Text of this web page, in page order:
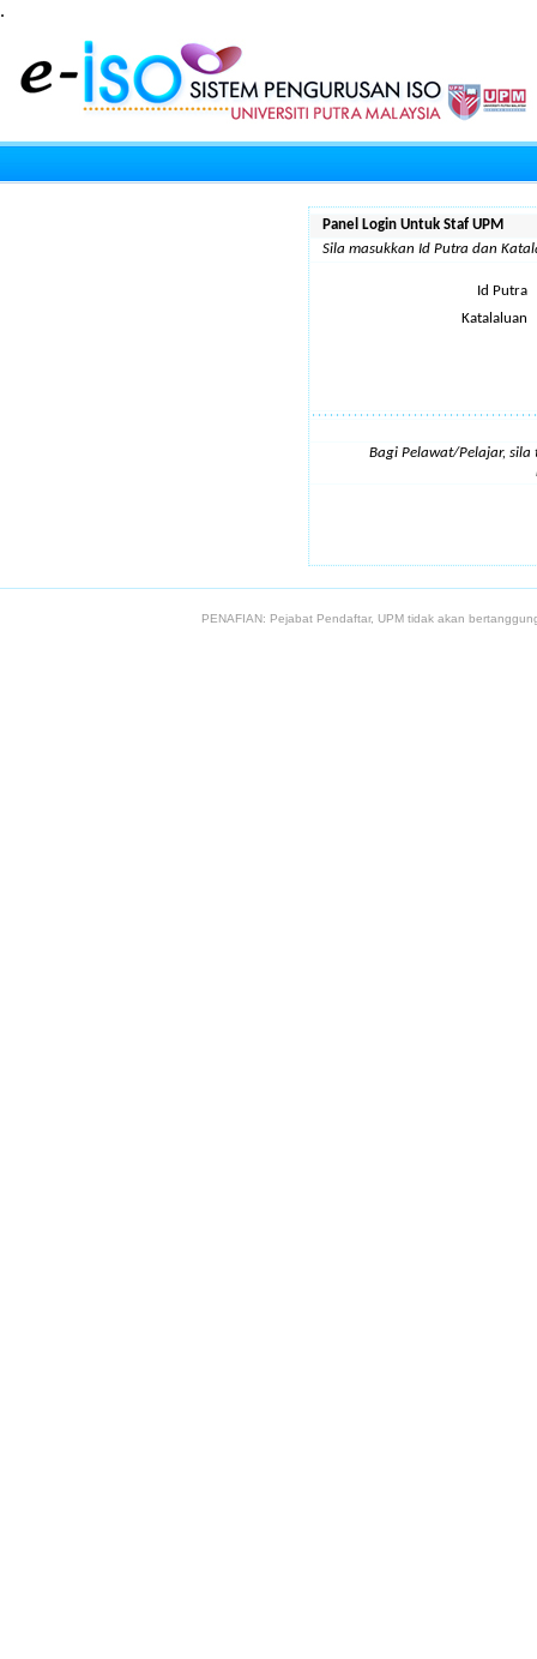
.
Panel Login Untuk Staf UPM
Sila masukkan Id Putra dan
Id Putra
Katalaluan
Bagi Pelawat/Pelajar,
PENAFIAN: Pejabat Pendaftar, UPM tidak akan